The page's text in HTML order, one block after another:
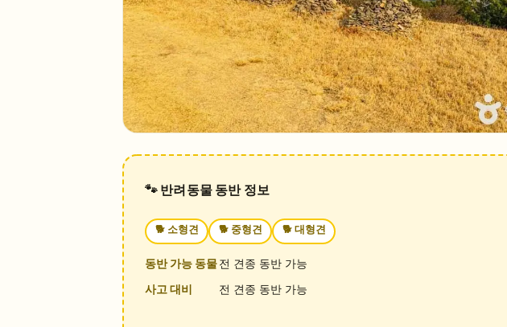
🐾 반려동물 동반 정보
🐕 소형견 🐕 중형견 🐕 대형견
동반 가능 동물전 견종 동반 가능
사고 대비
전 견종 동반 가능